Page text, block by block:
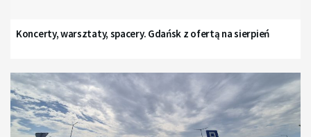
Koncerty, warsztaty, spacery. Gdańsk z ofertą na sierpień